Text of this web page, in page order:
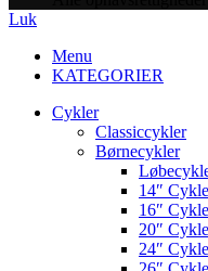
Luk
Menu
KATEGORIER
Cykler
Classiccykler
Børnecykler
14″
16″
20″
24″